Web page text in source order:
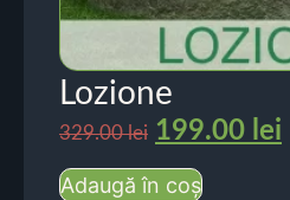
Lozione
329.00lei 199.00 lei
Adaugă în coș